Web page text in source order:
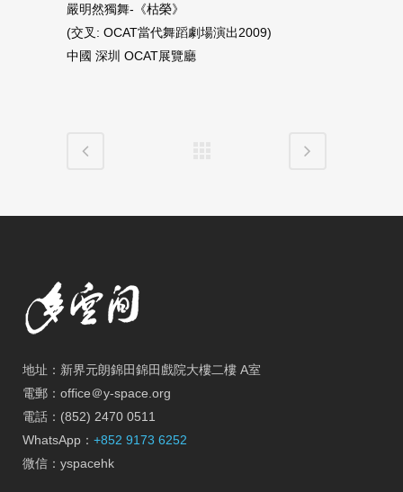
嚴明然獨舞-《枯榮》
(交叉: OCAT當代舞蹈劇場演出2009)
中國 深圳 OCAT展覽廳
地址：新界元朗錦田錦田戲院大樓二樓 A室
電郵：office＠y-space.org
電話：(852) 2470 0511
WhatsApp： +852 9173 6252
微信：yspacehk